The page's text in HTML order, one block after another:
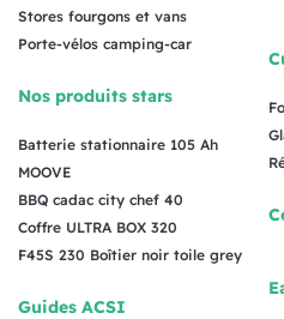
Stores fourgons et vans
Porte-vélos camping-car
Nos produits stars
Batterie stationnaire 105 Ah
MOOVE
BBQ cadac city chef 40
Coffre ULTRA BOX 320
F45S 230 Boîtier noir toile grey
Guides ACSI